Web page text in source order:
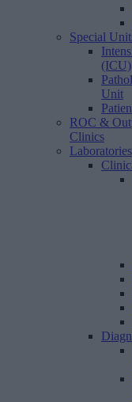
Special
(ICU)
Unit
ROC &
Clinics
Laboratories